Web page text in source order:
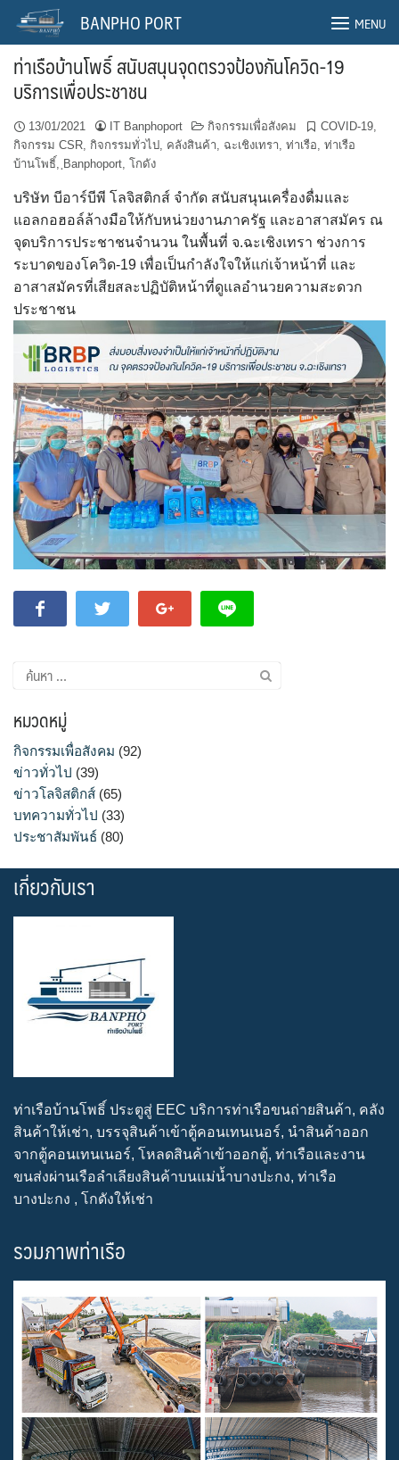
Skip
content
BANPHO PORT MENU
ท่าเรือบ้านโพธิ์ สนับสนุนจุดตรวจป้องกันโควิด-19
บริการเพื่อประชาชน
13/01/2021 IT Banphoport กิจกรรมเพื่อสังคม COVID-19,
กิจกรรม CSR, กิจกรรมทั่วไป, คลังสินค้า, ฉะเชิงเทรา, ท่าเรือ, ท่าเรือ
บ้านโพธิ์, ฺBanphoport, โกดัง
บริษัท บีอาร์บีพี โลจิสติกส์ จำกัด สนับสนุนเครื่องดื่มและ
แอลกอฮอล์ล้างมือให้กับหน่วยงานภาครัฐ และอาสาสมัคร ณ
จุดบริการประชาชนจำนวน ในพื้นที่ จ.ฉะเชิงเทรา ช่วงการ
ระบาดของโควิด-19 เพื่อเป็นกำลังใจให้แก่เจ้าหน้าที่ และ
อาสาสมัครที่เสียสละปฏิบัติหน้าที่ดูแลอำนวยความสะดวก
ประชาชน
ค้นหา
สำหรับ:
หมวดหมู่
กิจกรรมเพื่อสังคม (92)
ข่าวทั่วไป (39)
ข่าวโลจิสติกส์ (65)
บทความทั่วไป (33)
ประชาสัมพันธ์ (80)
เกี่ยวกับเรา
ท่าเรือบ้านโพธิ์ ประตูสู่ EEC บริการท่าเรือขนถ่ายสินค้า, คลัง
สินค้าให้เช่า, บรรจุสินค้าเข้าตู้คอนเทนเนอร์, นำสินค้าออก
จากตู้คอนเทนเนอร์, โหลดสินค้าเข้าออกตู้, ท่าเรือและงาน
ขนส่งผ่านเรือลำเลียงสินค้าบนแม่น้ำบางปะกง, ท่าเรือ
บางปะกง , โกดังให้เช่า
รวมภาพท่าเรือ